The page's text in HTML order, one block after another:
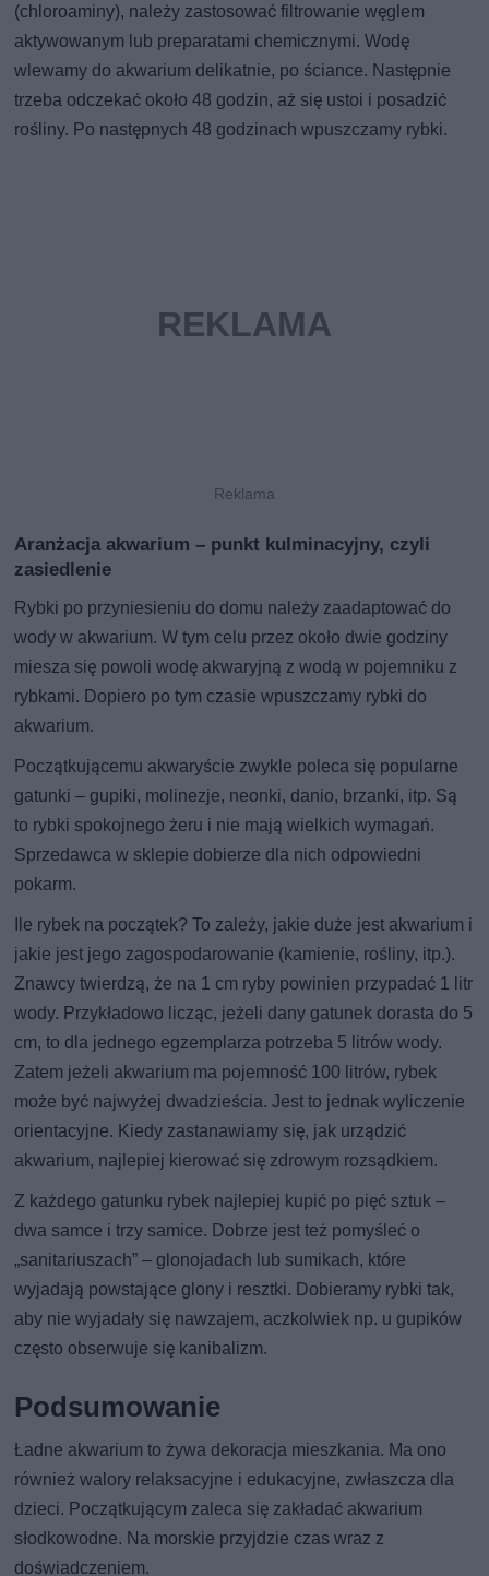
(chloroaminy), należy zastosować filtrowanie węglem
aktywowanym lub preparatami chemicznymi. Wodę
wlewamy do akwarium delikatnie, po ściance. Następnie
trzeba odczekać około 48 godzin, aż się ustoi i posadzić
rośliny. Po następnych 48 godzinach wpuszczamy rybki.
Aranżacja akwarium – punkt kulminacyjny, czyli
zasiedlenie
Rybki po przyniesieniu do domu należy zaadaptować do
wody w akwarium. W tym celu przez około dwie godziny
miesza się powoli wodę akwaryjną z wodą w pojemniku z
rybkami. Dopiero po tym czasie wpuszczamy rybki do
akwarium.
Początkującemu akwaryście zwykle poleca się popularne
gatunki – gupiki, molinezje, neonki, danio, brzanki, itp. Są
to rybki spokojnego żeru i nie mają wielkich wymagań.
Sprzedawca w sklepie dobierze dla nich odpowiedni
pokarm.
Ile rybek na początek? To zależy, jakie duże jest akwarium i
jakie jest jego zagospodarowanie (kamienie, rośliny, itp.).
Znawcy twierdzą, że na 1 cm ryby powinien przypadać 1 litr
wody. Przykładowo licząc, jeżeli dany gatunek dorasta do 5
cm, to dla jednego egzemplarza potrzeba 5 litrów wody.
Zatem jeżeli akwarium ma pojemność 100 litrów, rybek
może być najwyżej dwadzieścia. Jest to jednak wyliczenie
orientacyjne. Kiedy zastanawiamy się, jak urządzić
akwarium, najlepiej kierować się zdrowym rozsądkiem.
Z każdego gatunku rybek najlepiej kupić po pięć sztuk –
dwa samce i trzy samice. Dobrze jest też pomyśleć o
„sanitariuszach” – glonojadach lub sumikach, które
wyjadają powstające glony i resztki. Dobieramy rybki tak,
aby nie wyjadały się nawzajem, aczkolwiek np. u gupików
często obserwuje się kanibalizm.
Podsumowanie
Ładne akwarium to żywa dekoracja mieszkania. Ma ono
również walory relaksacyjne i edukacyjne, zwłaszcza dla
dzieci. Początkującym zaleca się zakładać akwarium
słodkowodne. Na morskie przyjdzie czas wraz z
doświadczeniem.